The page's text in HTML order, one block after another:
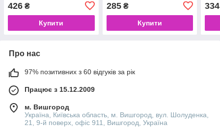
426 ₴
Купити
285₴
Купити
334
Про нас
97% позитивних з 60 відгуків за рік
Працює з 15.12.2009
м. Вишгород
Україна, Київська область, м. Вишгород, вул. Шолуденка,
21, 9-й поверх, офіс 911, Вишгород, Україна